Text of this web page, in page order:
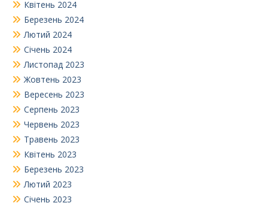
Квітень 2024
Березень 2024
Лютий 2024
Січень 2024
Листопад 2023
Жовтень 2023
Вересень 2023
Серпень 2023
Червень 2023
Травень 2023
Квітень 2023
Березень 2023
Лютий 2023
Січень 2023